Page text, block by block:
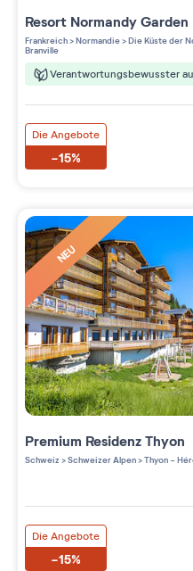
Resort Normandy Garden
Frankreich>Normandie>Die Küste der
Branville
Die Angebote
-15%
NEU
Premium ResidenzThyon
Schweiz >Schweizer Alpen>Thyon -
Die Angebote
-15%